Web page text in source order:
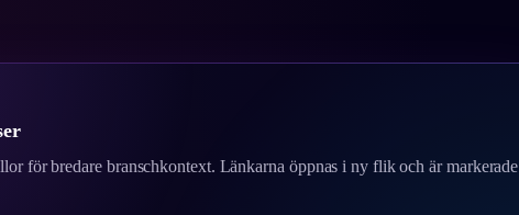
för bredare branschkontext. Länkarna öppnas i ny flik och är markerade